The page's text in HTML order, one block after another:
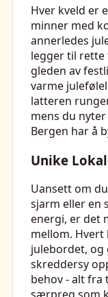
Hver kveld er
minner med
annerledes
legger til rette
gleden av
varme
latteren
mens du
Bergen har å
Unike
Uansett om
sjarm eller en
energi, er det
mellom. Hvert
julebordet, og
skreddersy
behov - alt